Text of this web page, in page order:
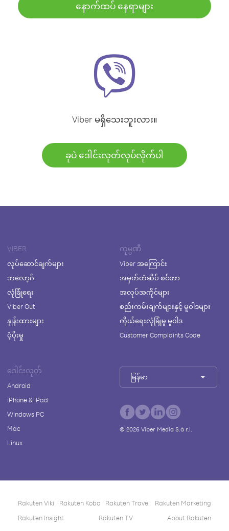
နောက်ထပ် နေရာများ
Viber မရှိသေးဘူးလား။
ခုပဲ ဒေါင်းလုတ်လုပ်လိုက်ပါ
VIBER
လုပ်ဆောင်ချက်များ
ဘလော့ဂ်
လုံခြုံရေး
Viber Out
နှုန်းထားများ
ပံ့ပိုးမှု
ကုမ္ပဏီ
Viber အကြောင်း
အမှတ်တံဆိပ် စင်တာ
အလုပ်အကိုင်များ
စည်းကမ်းချက်များနှင့် မူဝါဒများ
ကိုယ်ရေးလုံခြုံမှု မူဝါဒ
Customer Complaints Code
ဒေါင်းလုတ်
Android
iPhone & iPad
Windows PC
Mac
Linux
မြန်မာ
© 2026Viber Media S.à r.l.
Rakuten Viki Rakuten Kobo Rakuten Travel
Rakuten Marketing
Rakuten Insight
Rakuten TV About Rakuten